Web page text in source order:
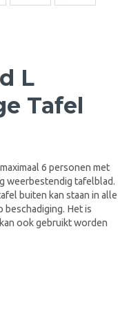
L
Tafel
6 personen met
weerbestendig tafelblad.
buiten kan staan in alle
Het is
ook gebruikt worden